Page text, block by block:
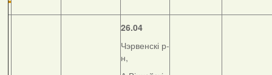
26.04
Чэрвенскі р-
н,